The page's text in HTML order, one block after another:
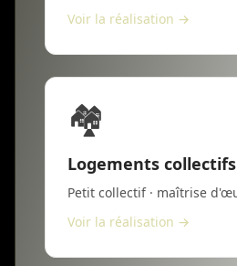
Voir la réalisation →
🏘️
Logements collectifs
Petit collectif · maîtrise
Voir la réalisation →